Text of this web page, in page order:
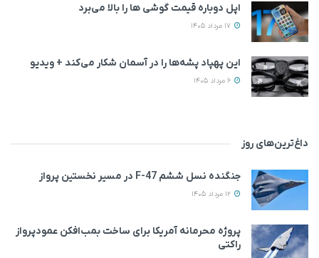
اپل دوباره قیمت‌ گوشی ها را بالا می‌برد
این پهپاد پشه‌ها را در آسمان شکار می‌کند + ویدیو
داغ‌ترین‌های روز
جنگنده نسل ششم F-47 در مسیر نخستین پرواز
پروژه محرمانه آمریکا برای ساخت بمب‌افکن عمودپرواز
راکتی